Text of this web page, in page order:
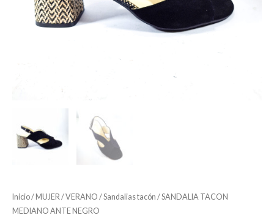
Inicio/ MUJER /VERANO /Sandalias tacón / SANDALIA TACON
MEDIANO ANTE NEGRO